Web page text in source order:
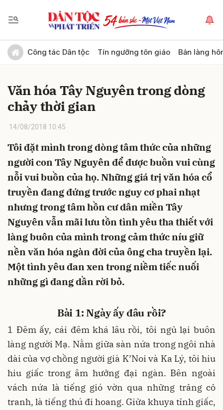
Công tác Dân tộc Tín ngưỡng tôn giáo Bản làng
Văn hóa Tây Nguyên trong dòng
chảy thời gian
14/08/2018 10:45
Tôi đặt mình trong dòng tâm thức của những
người con Tây Nguyên để được buồn vui cùng
nỗi vui buồn của họ. Những giá trị văn hóa cổ
truyền đang đứng trước nguy cơ phai nhạt
nhưng trong tâm hồn cư dân miền Tây
Nguyên vẫn mãi lưu tồn tình yêu tha thiết với
làng buôn của mình trong cảm thức níu giữ
nền văn hóa ngàn đời của ông cha truyền lại.
Một tình yêu đan xen trong niềm tiếc nuối
những gì đang dần rời bỏ.
Bài 1: Ngày ấy đâu rồi?
1 Đêm ấy, cái đêm khá lâu rồi, tôi ngủ lại buôn
làng người Mạ. Nằm giữa sàn nứa trong ngôi nhà
dài của vợ chồng người già K’Noi và Ka Lý, tôi hiu
hiu giấc trong âm hưởng đại ngàn. Bên ngoài
vách nứa là tiếng gió vờn qua những trảng cỏ
tranh, là tiếng thú đi hoang. Giữa khuya tỉnh giấc,
Gửi bình luận
Hủy Gửi